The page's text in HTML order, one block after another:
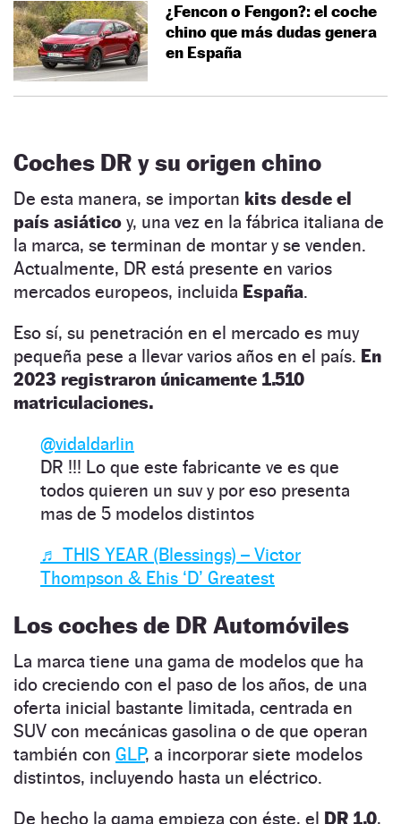
¿Fencon o Fengon?: el coche
chino que más dudas genera
en España
Coches DR y su origen chino
De esta manera, se importan kits desde el
país asiático y, una vez en la fábrica italiana de
la marca, se terminan de montar y se venden.
Actualmente, DR está presente en varios
mercados europeos, incluida España.
Eso sí, su penetración en el mercado es muy
pequeña pese a llevar varios años en el país. En
2023 registraron únicamente 1.510
matriculaciones.
@vidaldarlin
DR !!! Lo que este fabricante ve es que
todos quieren un suv y por eso presenta
mas de 5 modelos distintos
♬ THIS YEAR (Blessings) – Victor
Thompson & Ehis ‘D’ Greatest
Los coches de DR Automóviles
La marca tiene una gama de modelos que ha
ido creciendo con el paso de los años, de una
oferta inicial bastante limitada, centrada en
SUV con mecánicas gasolina o de que operan
también con GLP, a incorporar siete modelos
distintos, incluyendo hasta un eléctrico.
De hecho la gama empieza con éste, el DR 1.0,